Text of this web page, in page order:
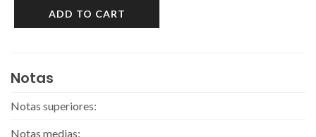
ADD TO CART
Notas
Notas superiores:
Notas medias: